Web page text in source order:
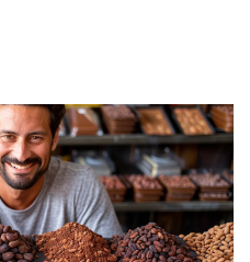
pokroku ve výrobě a
trendům a výzvám,